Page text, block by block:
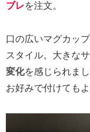
ブレを注文。
口の広いマグカッ
スタイル。大きなサ
変化を感じられま
お好みで付けても